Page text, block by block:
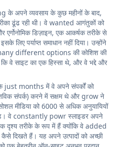
के अपने व्यवसाय के कुछ महीनों के बाद,
ढूंढ रही थी। वे wanted आगंतुकों को
डिज़ाइन, एक आकर्षक तरीके से
पर्याप्त समाधान नहीं दिया। उन्होंने
different options की कोशिश की
वे साइट का एक हिस्सा थे, और वे भद्दे और
just months में वे अपने संपर्कों को
संपर्क) करने में सक्षम थे और grow ने
मीडिया को 6000 से अधिक अनुयायियों
वे constantly powr स्लाइडर अपने
दृश्य तरीके के रूप में हैं क्योंकि वे added
कैसे दिखते हैं। यह अपने उत्पादों को अच्छी